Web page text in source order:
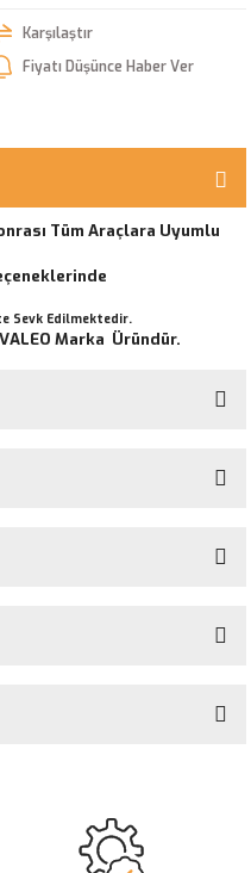
Karşılaştır
Fiyatı Düşünce Haber Ver
Tüm Araçlara Uyumlu
Sevk Edilmektedir.
Marka Üründür.
sorulmamış.
kullanarak tarafımıza